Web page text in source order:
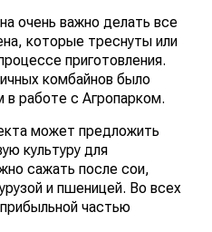
очень важно делать все
которые треснуты или
приготовления.
комбайнов было
работе с Агропарком.
может предложить
культуру для
сажать после сои,
и пшеницей. Во всех
частью